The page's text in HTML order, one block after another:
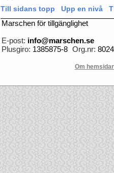
Till sidans topp Upp en nivå
Marschen för tillgänglighet
E-post: info@marschen.se
Plusgiro: 1385875-8 Org.nr:
Om